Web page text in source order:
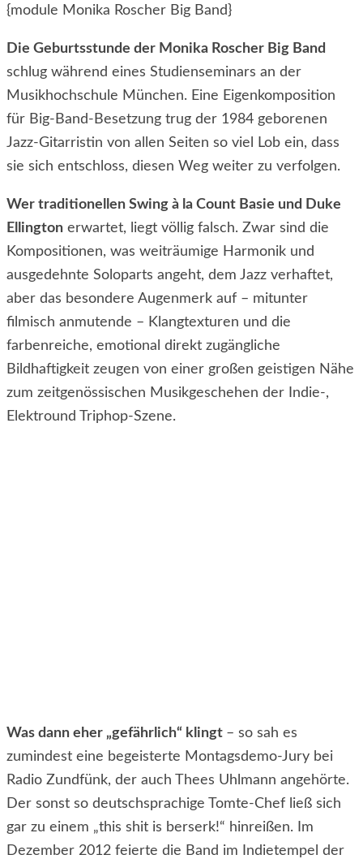
{module Monika Roscher Big Band}
Die Geburtsstunde der Monika Roscher Big Band
schlug während eines Studienseminars an der
Musikhochschule München. Eine Eigenkomposition
für Big-Band-Besetzung trug der 1984 geborenen
Jazz-Gitarristin von allen Seiten so viel Lob ein, dass
sie sich entschloss, diesen Weg weiter zu verfolgen.
Wer traditionellen Swing à la Count Basie und Duke
Ellington erwartet, liegt völlig falsch. Zwar sind die
Kompositionen, was weiträumige Harmonik und
ausgedehnte Soloparts angeht, dem Jazz verhaftet,
aber das besondere Augenmerk auf – mitunter
filmisch anmutende – Klangtexturen und die
farbenreiche, emotional direkt zugängliche
Bildhaftigkeit zeugen von einer großen geistigen Nähe
zum zeitgenössischen Musikgeschehen der Indie-,
Elektround Triphop-Szene.
Was dann eher „gefährlich“ klingt – so sah es
zumindest eine begeisterte Montagsdemo-Jury bei
Radio Zundfünk, der auch Thees Uhlmann angehörte.
Der sonst so deutschsprachige Tomte-Chef ließ sich
gar zu einem „this shit is berserk!“ hinreißen. Im
Dezember 2012 feierte die Band im Indietempel der